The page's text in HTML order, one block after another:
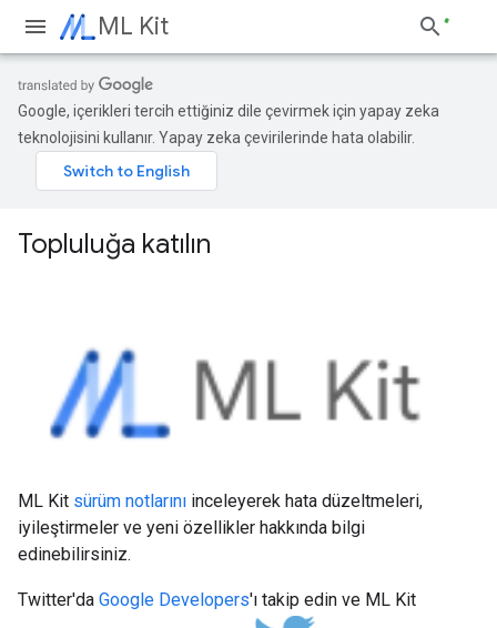
ML Kit
Google, içerikleri tercih ettiğiniz dile çevirmek için yapay zeka
teknolojisini kullanır. Yapay zeka çevirilerinde hata olabilir.
Topluluğa katılın
ML Kit sürüm notlarını inceleyerek hata düzeltmeleri,
iyileştirmeler ve yeni özellikler hakkında bilgi
edinebilirsiniz.
Twitter'da Google Developers'ı takip edin ve ML Kit